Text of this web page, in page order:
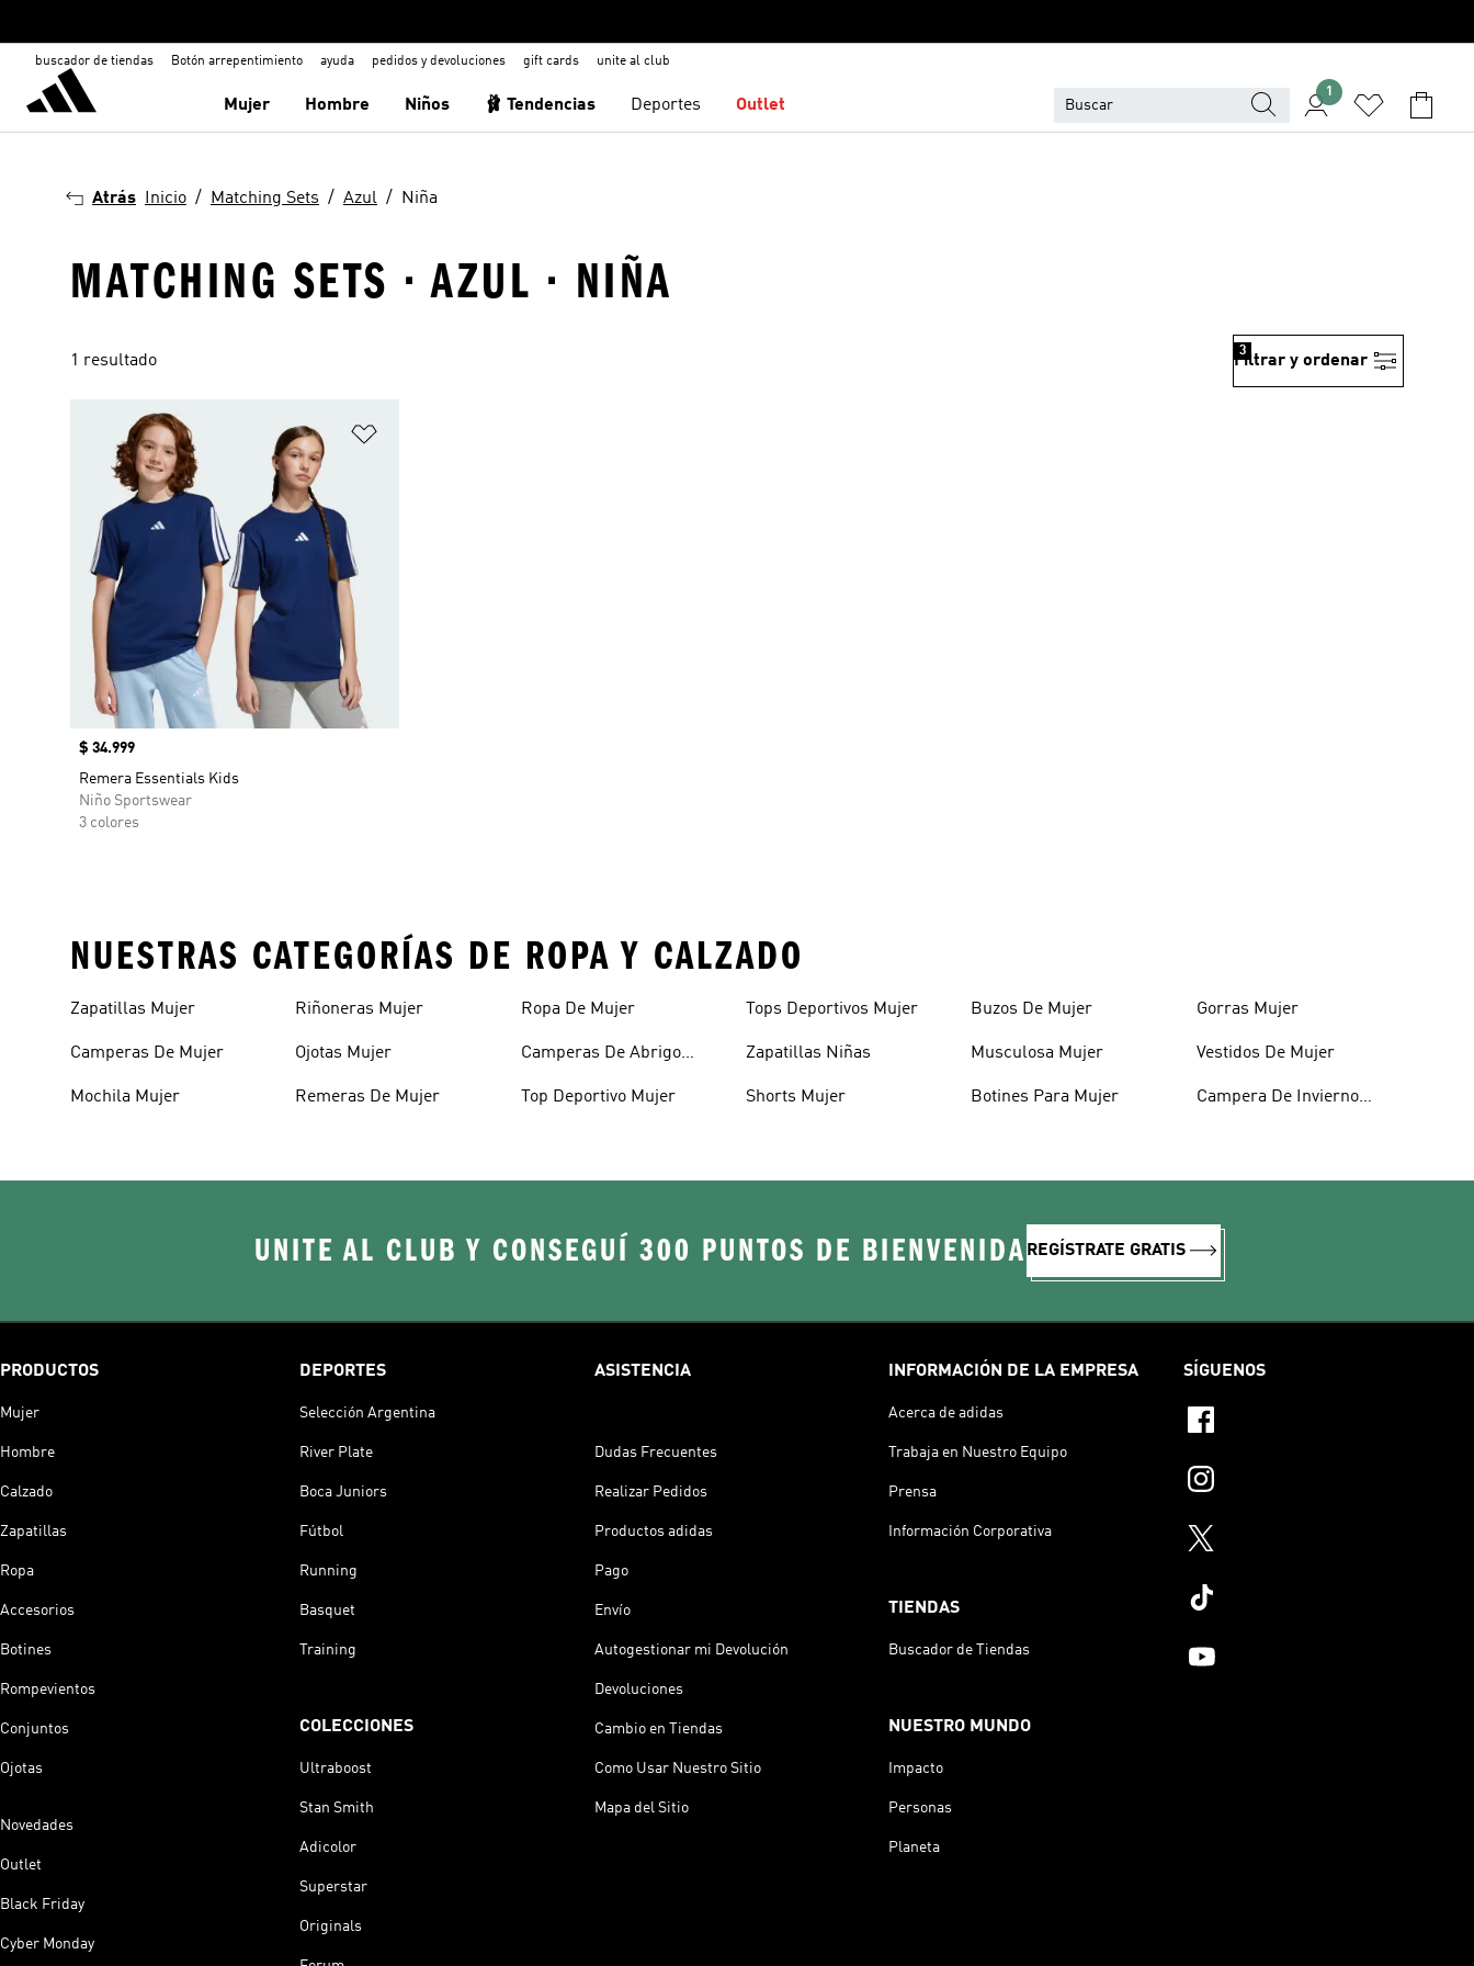
buscador de tiendas Botón arrepentimiento ayuda pedidos y devoluciones gift cards unite al club
Mujer Hombre Niños 🩰 Tendencias Deportes Outlet
1
Atrás Inicio Matching Sets Azul Niña
MATCHING SETS · AZUL · NIÑA
1 resultado Filtrar y ordenar
3
Precio
$ 34.999
Remera Essentials Kids
Niño Sportswear
3 colores
NUESTRAS CATEGORÍAS DE ROPA Y CALZADO
Zapatillas Mujer
Camperas De Mujer
Mochila Mujer
Riñoneras Mujer
Ojotas Mujer
Remeras De Mujer
Ropa De Mujer
Camperas De Abrigo
Top Deportivo Mujer
Tops Deportivos Mujer
Zapatillas Niñas
Shorts Mujer
Buzos De Mujer
Musculosa Mujer
Botines Para Mujer
Gorras Mujer
Vestidos De Mujer
Campera De Invierno
UNITE AL CLUB Y CONSEGUÍ 300 PUNTOS DE BIENVENIDA REGÍSTRATE GRATIS
PRODUCTOS
Mujer
Hombre
Calzado
Zapatillas
Ropa
Accesorios
Botines
Rompevientos
Conjuntos
Ojotas
Novedades
Outlet
Black Friday
Cyber Monday
DEPORTES
Selección Argentina
River Plate
Boca Juniors
Fútbol
Running
Basquet
Training
COLECCIONES
Ultraboost
Stan Smith
Adicolor
Superstar
Originals
ASISTENCIA
Dudas Frecuentes
Realizar Pedidos
Productos adidas
Pago
Envío
Autogestionar mi Devolución
Devoluciones
Cambio en Tiendas
Como Usar Nuestro Sitio
Mapa del Sitio
INFORMACIÓN DE LA EMPRESA
Acerca de adidas
Trabaja en Nuestro Equipo
Prensa
Información Corporativa
TIENDAS
Buscador de Tiendas
NUESTRO MUNDO
Impacto
Personas
Planeta
SÍGUENOS